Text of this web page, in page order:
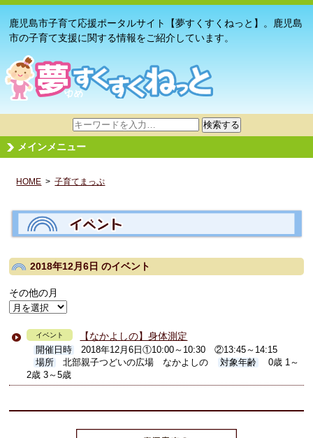
鹿児島市子育て応援ポータルサイト【夢すくすくねっと】。鹿児島
市の子育て支援に関する情報をご紹介しています。
サ
イ
ト
検
検索する
メインメニュー
HOME >子育てまっぷ
2018年12月6日のイベント
その他の月
イベント 【なかよしの】身体測定
開催日時
2018年12月6日①10:00～10:30 ②13:45～14:15
場所
北部親子つどいの広場 なかよしの 対象年齢
0歳 1～
2歳 3～5歳